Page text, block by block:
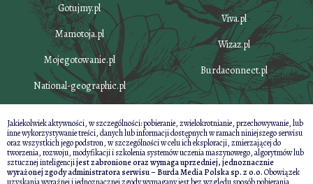
Gotujmy.pl
Mamotoja.pl
Mojegotowanie.pl
National-geographic.pl
Viva.pl
Wizaz.pl
Burdaconnect.pl
Jakiekolwiek aktywności, w szczególności: pobieranie, zwielokrotnianie, przechowywanie, lub
inne wykorzystywanie treści, danych lub informacji dostępnych w ramach niniejszego serwisu
oraz wszystkich jego podstron, w szczególności w celu ich eksploracji, zmierzającej do
tworzenia, rozwoju, modyfikacji i szkolenia systemów uczenia maszynowego, algorytmów lub
sztucznej inteligencjijest zabronione oraz wymaga uprzedniej, jednoznacznie
wyrażonej zgody administratora serwisu – Burda Media Polska sp. z o.o.Obowiązek
uzyskania wyraźnej i jednoznacznej zgody wymagany jest bez względu sposób pobierania,